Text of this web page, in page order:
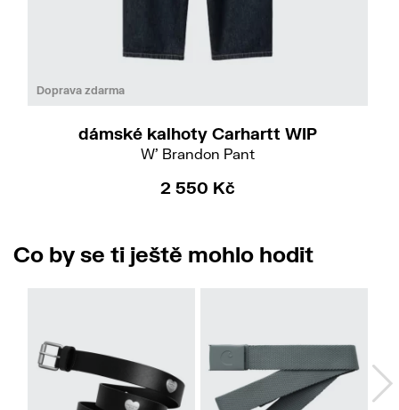
Doprava zdarma
dámské kalhoty Carhartt WIP
W' Brandon Pant
2 550 Kč
Co by se ti ještě mohlo hodit